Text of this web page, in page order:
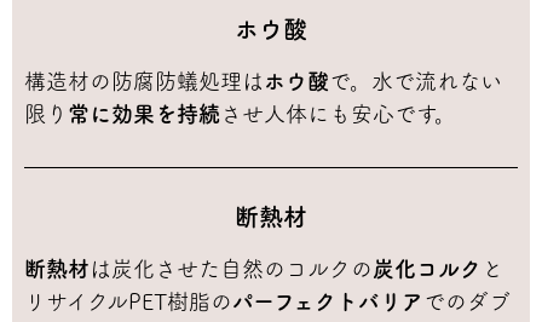
ホウ酸
構造材の防腐防蟻処理は ホウ酸で。水で流れない
限り 常に効果を持続 させ人体にも安心です。
断熱材
断熱材 は炭化させた自然のコルクの 炭化コルク と
リサイクルPET樹脂のパーフェクトバリア でのダブ